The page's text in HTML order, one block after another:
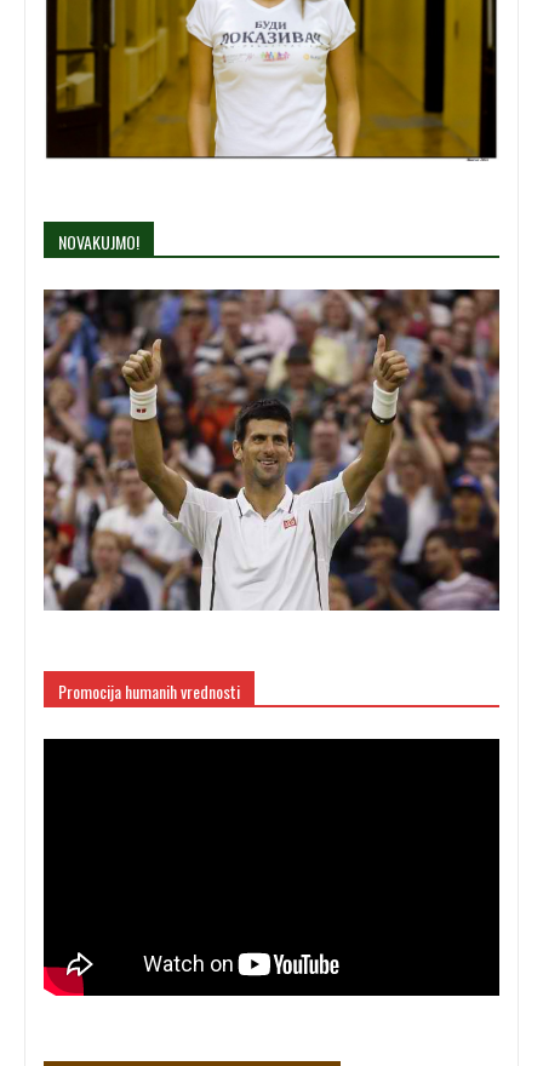
NOVAKUJMO!
Promocija humanih vrednosti